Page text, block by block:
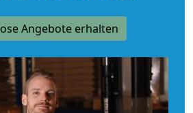
Angebote erhalten